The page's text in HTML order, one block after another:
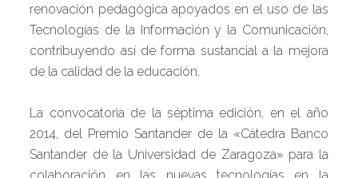
renovación pedagógica apoyados en el uso de las
Tecnologías de la Información y la Comunicación,
contribuyendo así de forma sustancial a la mejora
de la calidad de la educación.
La convocatoria de la séptima edición, en el año
2014, del Premio Santander de la «Cátedra Banco
Santander de la Universidad de Zaragoza» para la